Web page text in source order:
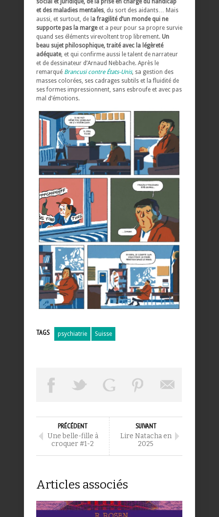
social et juridique, de la prise en charge du handicap
et des maladies mentales, du sort des aidants… Mais
aussi, et surtout, de l a fragilité d’un monde qui ne
supporte pas la margeet a peur pour sa propre survie
quand ses éléments virevoltent trop librement. Un
beau sujet philosophique, traité avec la légèreté
adéquate, et qui confirme aussi le talent de narrateur
et de dessinateur d’Arnaud Nebbache. Après le
remarqué Brancusi contre États-Unis, sa gestion des
masses colorées, ses cadrages subtils et la fluidité de
ses formes impressionnent, sans esbroufe et avec pas
mal d’émotions.
TAGS psychiatrie Suisse
PRÉCÉDENT
Une belle-fille à
croquer #1-2
SUIVANT
Lire Natacha en
2025
Articles associés